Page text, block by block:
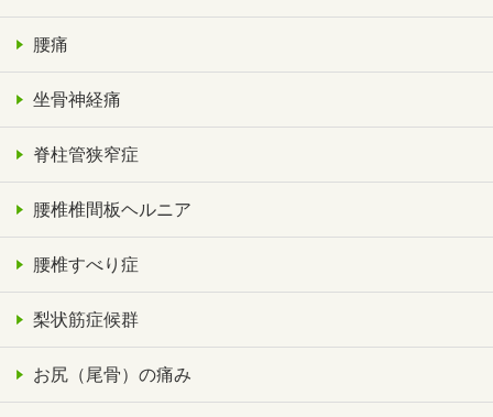
腰痛
坐骨神経痛
脊柱管狭窄症
腰椎椎間板ヘルニア
腰椎すべり症
梨状筋症候群
お尻（尾骨）の痛み